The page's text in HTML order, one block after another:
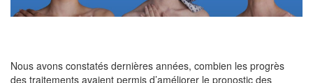
Nous avons constatés dernières années, combien les progrès
des traitements avaient permis d’améliorer le pronostic des